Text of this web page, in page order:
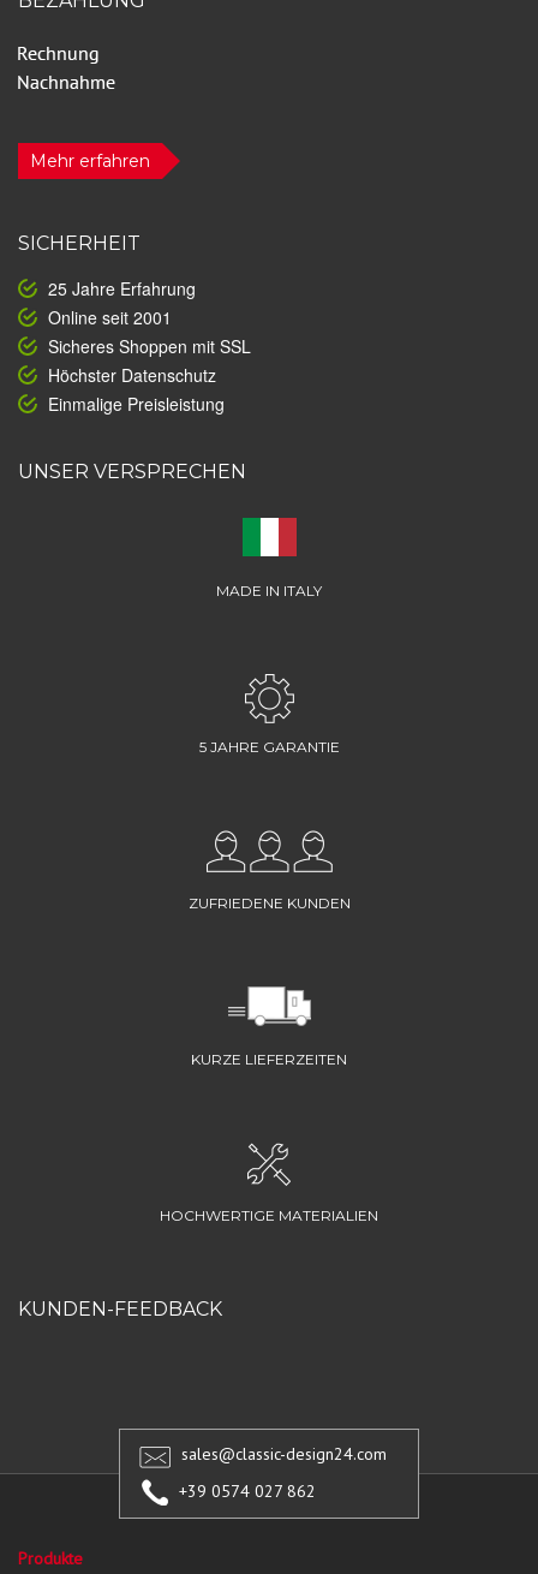
Mehr erfahren
SICHERHEIT
25 Jahre Erfahrung
Online seit 2001
Sicheres Shoppen mit SSL
Höchster Datenschutz
Einmalige Preisleistung
UNSER VERSPRECHEN
MADE IN ITALY
5 JAHRE GARANTIE
ZUFRIEDENE KUNDEN
KURZE LIEFERZEITEN
HOCHWERTIGE MATERIALIEN
KUNDEN-FEEDBACK
sales@classic-design24.com
+39 0574 027 862
Produkte